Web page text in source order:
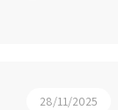
28/11/2025